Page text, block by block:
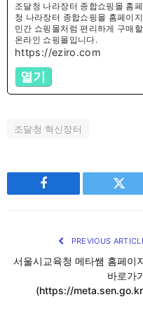
조달청 나라장터 종합쇼핑몰 홈
청 나라장터 종합쇼핑몰 홈페이
민간 쇼핑몰처럼 편리하게 구매
온라인 쇼핑몰입니다.
https://eziro.com
열기
조달청 혁신장터
Facebook
PREVIOUS
서울시교육청 메타쌤 홈페이
바로가
(https://